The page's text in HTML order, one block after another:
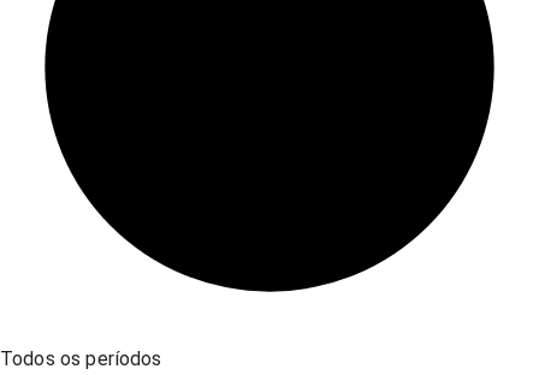
Todos os períodos